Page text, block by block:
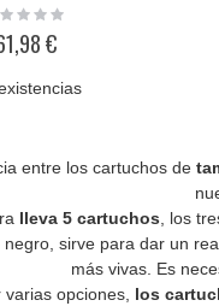
€
entre los cartuchos de
lleva 5 cartuchos, los
negro, sirve para dar un
más vivas. Es
varias opciones, los